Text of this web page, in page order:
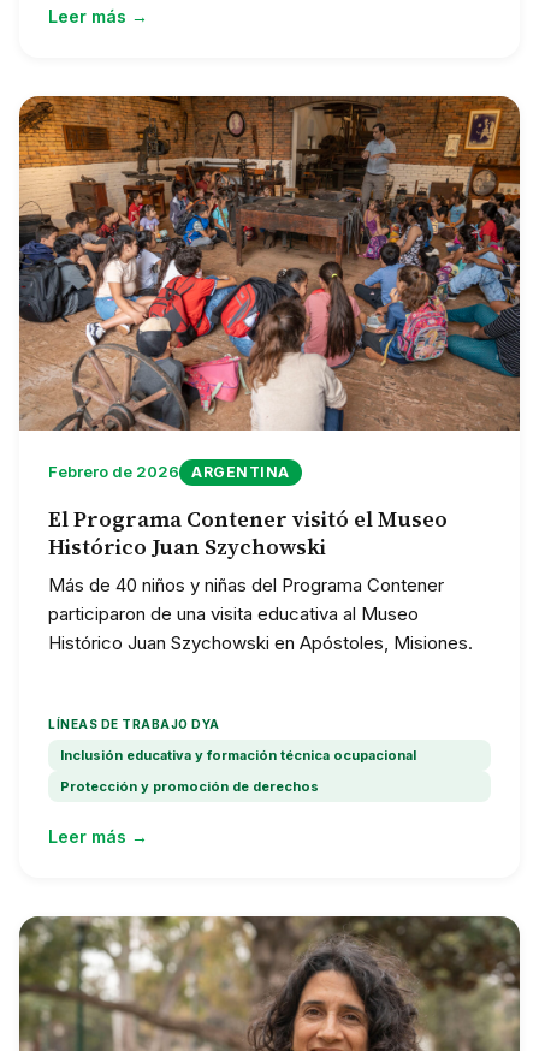
Leer más →
Febrero de 2026 ARGENTINA
El Programa Contener visitó el Museo
Histórico Juan Szychowski
Más de 40 niños y niñas del Programa Contener
participaron de una visita educativa al Museo
Histórico Juan Szychowski en Apóstoles, Misiones.
LÍNEAS DE TRABAJO DYA
Inclusión educativa y formación técnica ocupacional
Protección y promoción de derechos
Leer más →